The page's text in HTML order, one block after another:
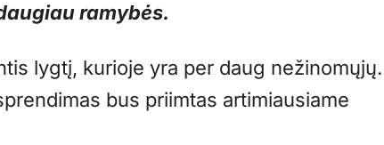
ramybės.
lygtį, kurioje yra per daug nežinomųjų.
bus priimtas artimiausiame